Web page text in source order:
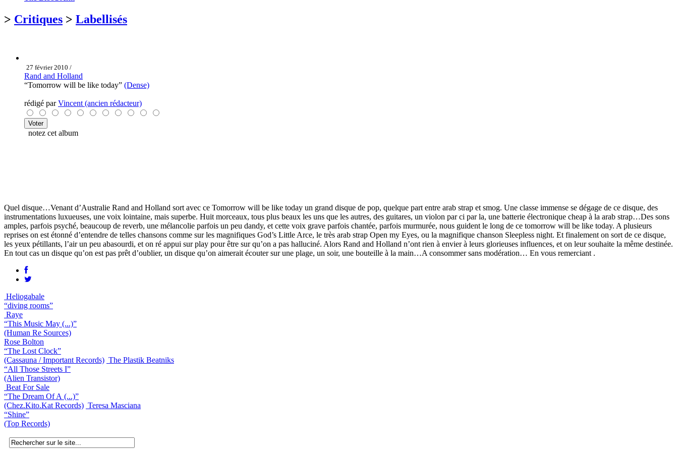
> Critiques > Labellisés
27 février 2010 /
Rand and Holland
“Tomorrow will be like today” (Dense)
rédigé parVincent (ancien rédacteur)
notez cet album
Quel disque…Venant d’Australie Rand and Holland sort avec ce Tomorrow will be like today un grand disque de pop, quelque part entre arab strap et smog. Une classe immense se dégage de ce disque, des
instrumentations luxueuses, une voix lointaine, mais superbe. Huit morceaux, tous plus beaux les uns que les autres, des guitares, un violon par ci par la, une batterie électronique cheap à la arab strap…Des sons
amples, parfois psyché, beaucoup de reverb, une mélancolie parfois un peu dandy, et cette voix grave parfois chantée, parfois murmurée, nous guident le long de ce tomorrow will be like today. A plusieurs
reprises on est étonné d’entendre de telles chansons comme sur les magnifiques God’s Little Arce, le très arab strap Open my Eyes, ou la magnifique chanson Sleepless night. Et finalement on sort de ce disque,
les yeux pétillants, l’air un peu abasourdi, et on ré appui sur play pour être sur qu’on a pas halluciné. Alors Rand and Holland n’ont rien à envier à leurs glorieuses influences, et on leur souhaite la même destinée.
En tout cas un disque qu’on est pas prêt d’oublier, un disque qu’on aimerait écouter sur une plage, un soir, une bouteille à la main…A consommer sans modération… En vous remerciant .
Heliogabale
“diving rooms”
Raye
“This Music May (...)”
(Human Re Sources)
Rose Bolton
“The Lost Clock”
(Cassauna / Important Records) The Plastik Beatniks
“All Those Streets I”
(Alien Transistor)
Beat For Sale
“The Dream Of A (...)”
(Chez.Kito.Kat Records) Teresa Masciana
“Shine”
(Top Records)